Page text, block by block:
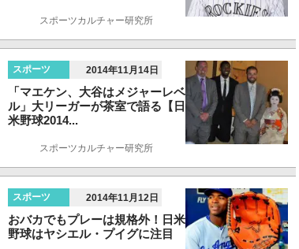
スポーツカルチャー研究所
スポーツ 2014年11月14日
「マエケン、大谷はメジャーレベ
ル」大リーガーが茶室で語る【日
米野球2014...
スポーツカルチャー研究所
スポーツ 2014年11月12日
おバカでもプレーは規格外！日米
野球はヤシエル・プイグに注目